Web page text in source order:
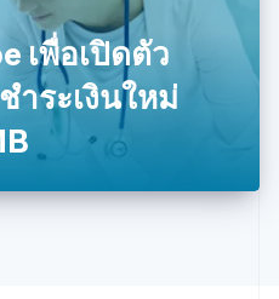
เพื่อเปิดตัว
ระเงินใหม่